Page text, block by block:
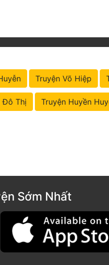
Truyện Võ Hiệp
Đô Thị Truyện Huyền
Sớm Nhất